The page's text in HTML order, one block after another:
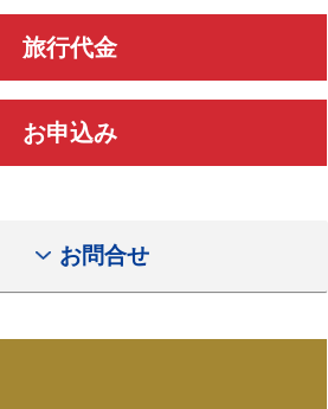
旅行代金
お申込み
お問合せ